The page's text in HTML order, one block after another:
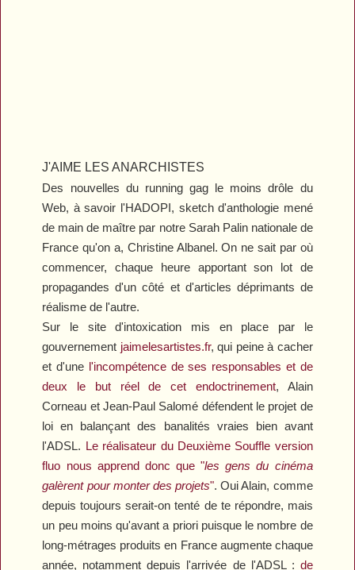
J'AIME LES ANARCHISTES
Des nouvelles du running gag le moins drôle du
Web, à savoir l'HADOPI, sketch d'anthologie mené
de main de maître par notre Sarah Palin nationale de
France qu'on a, Christine Albanel. On ne sait par où
commencer, chaque heure apportant son lot de
propagandes d'un côté et d'articles déprimants de
réalisme de l'autre.
Sur le site d'intoxication mis en place par le
gouvernement jaimelesartistes.fr, qui peine à cacher
et d'une l'incompétence de ses responsables et de
deux le but réel de cet endoctrinement, Alain
Corneau et Jean-Paul Salomé défendent le projet de
loi en balançant des banalités vraies bien avant
l'ADSL. Le réalisateur du Deuxième Souffle version
fluo nous apprend donc que "les gens du cinéma
galèrent pour monter des projets". Oui Alain, comme
depuis toujours serait-on tenté de te répondre, mais
un peu moins qu'avant a priori puisque le nombre de
long-métrages produits en France augmente chaque
année, notamment depuis l'arrivée de l'ADSL : de